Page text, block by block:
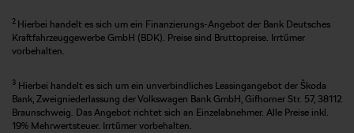
2 Hierbei handelt es sich um ein Finanzierungs-Angebot der Bank Deutsches
Kraftfahrzeuggewerbe GmbH (BDK). Preise sind Bruttopreise. Irrtümer
vorbehalten.
3 Hierbei handelt es sich um ein unverbindliches Leasingangebot der Škoda
Bank, Zweigniederlassung der Volkswagen Bank GmbH, Gifhorner Str. 57, 38112
Braunschweig. Das Angebot richtet sich an Einzelabnehmer. Alle Preise inkl.
19% Mehrwertsteuer. Irrtümer vorbehalten.